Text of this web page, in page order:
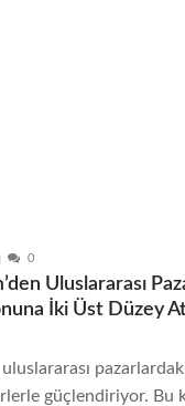
0
Uluslararası
İki Üst Düzey
güçlendiriyor. Bu